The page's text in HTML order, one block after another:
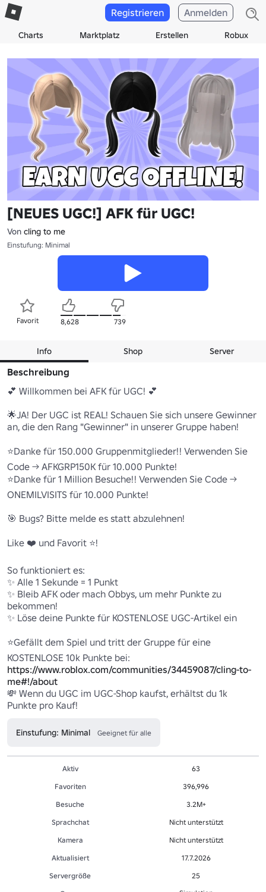
Charts Marktplatz Erstellen Robux
Registrieren Anmelden
[NEUES UGC!] AFK für UGC!
Von cling to me
Einstufung: Minimal
Favorit 8,628 739
Info Shop Server
Beschreibung
💕 Willkommen bei AFK für UGC! 💕
🌟JA! Der UGC ist REAL! Schauen Sie sich unsere Gewinner
an, die den Rang "Gewinner" in unserer Gruppe haben!
⭐Danke für 150.000 Gruppenmitglieder!! Verwenden Sie
Code -> AFKGRP150K für 10.000 Punkte!
⭐Danke für 1 Million Besuche!! Verwenden Sie Code ->
ONEMILVISITS für 10.000 Punkte!
🎯 Bugs? Bitte melde es statt abzulehnen!
Like ❤️ und Favorit ⭐!
So funktioniert es:
✨ Alle 1 Sekunde = 1 Punkt
✨ Bleib AFK oder mach Obbys, um mehr Punkte zu
bekommen!
✨ Löse deine Punkte für KOSTENLOSE UGC-Artikel ein
⭐Gefällt dem Spiel und tritt der Gruppe für eine
https://www.roblox.com/communities/34459087/cling-to-
me#!/about
💸 Wenn du UGC im UGC-Shop kaufst, erhältst du 1k
Punkte pro Kauf!
Einstufung: Minimal Geeignet für alle
Aktiv
63
Favoriten
396,996
Besuche
3.2M+
Sprachchat
Nicht unterstützt
Kamera
Nicht unterstützt
Aktualisiert
17.7.2026
Servergröße
25